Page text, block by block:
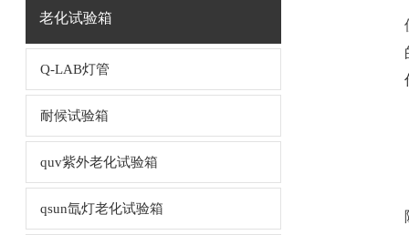
老化试验箱
Q-LAB灯管
耐候试验箱
quv紫外老化试验箱
qsun氙灯老化试验箱